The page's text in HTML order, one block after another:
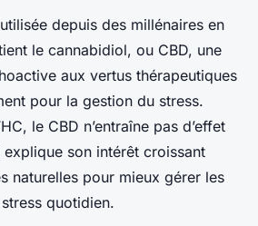
depuis des millénaires en
le cannabidiol, ou CBD, une
aux vertus thérapeutiques
pour la gestion du stress.
le CBD n’entraîne pas d’effet
son intérêt croissant
naturelles pour mieux gérer les
quotidien.